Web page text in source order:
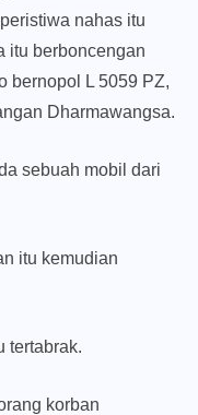
nahas itu
itu berboncengan
bernopol L 5059 PZ,
Dharmawangsa.
sebuah mobil dari
itu kemudian
tertabrak.
korban